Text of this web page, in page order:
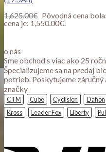
1,625.00€ Pôvodná cena
cena je: 1,550.00€.
o nás
Sme obchod s viac ako 25
Špecializujeme sa na predaj
potrieb. Poskytujeme záručný
značky
CTM Cube Cyclision Dahon
Kross
Leader Fox Liberty